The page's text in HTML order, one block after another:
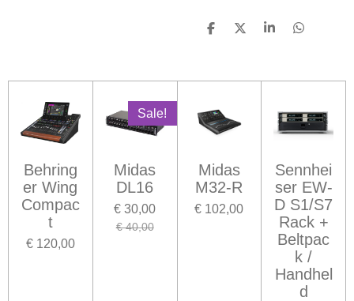
D
D
S
D
Behring
er Wing
Compac
t
€ 120,00
Sale!
Midas
DL16
€ 30,00
€ 40,00
Midas
M32-R
€ 102,00
Sennhei
ser EW-
D S1/S7
Rack +
Beltpac
k /
Handhel
d